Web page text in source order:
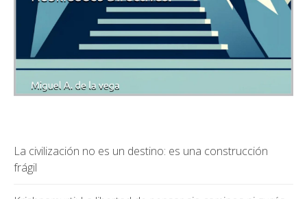
La civilización no es un destino: es una construcción
frágil